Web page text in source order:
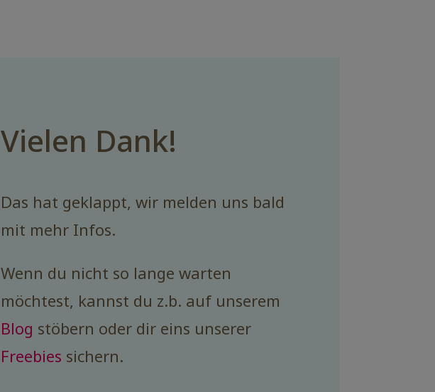
Vielen Dank!
Das hat geklappt, wir melden uns bald
mit mehr Infos.
Wenn du nicht so lange warten
möchtest, kannst du z.b. auf unserem
Blog stöbern oder dir eins unserer
Freebies sichern.